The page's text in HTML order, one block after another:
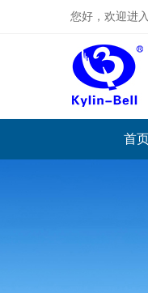
您好，欢迎进
首